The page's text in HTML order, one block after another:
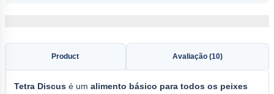
Product Avaliação (10)
Tetra Discus é um alimento básico para todos os peixes